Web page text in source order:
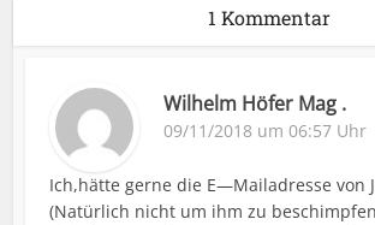
1 Kommentar
Wilhelm Höfer Mag .
09/11/2018 um 06:57 Uhr
Ich,hätte gerne die E—Mailadresse von
(Natürlich nicht um ihm zu